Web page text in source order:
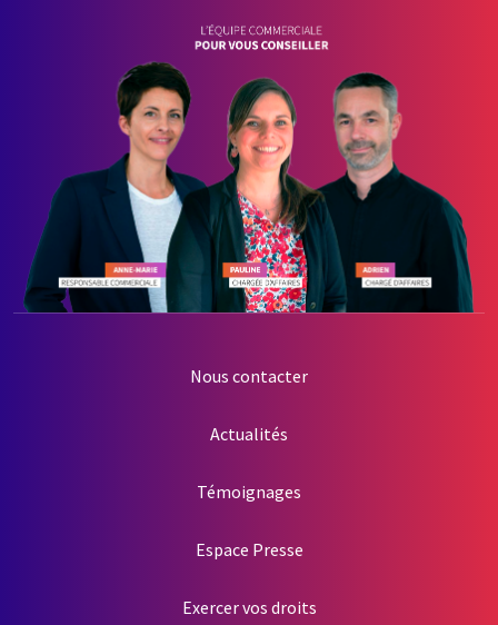
Nous contacter
Actualités
Témoignages
Espace Presse
Exercer vos droits